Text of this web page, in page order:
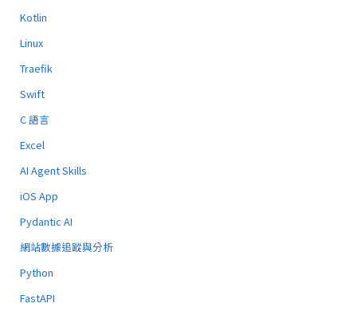
Kotlin
Linux
Traefik
Swift
C 語言
Excel
AI Agent Skills
iOS App
Pydantic AI
網站數據追蹤與分析
Python
FastAPI